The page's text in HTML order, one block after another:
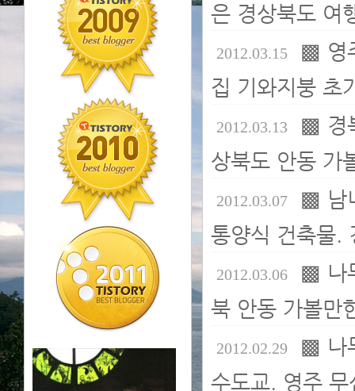
은 경상북도 여
2012.03.15 ▩ 영
집 기와지붕 초
2012.03.13 ▩ 경
상북도 안동 가
2012.03.07 ▩ 남
통양식 건축물.
2012.03.06 ▩ 나
북 안동 가볼만
2012.02.29 ▩ 나
수도교. 영주